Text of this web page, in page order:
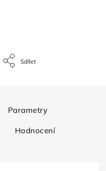
Sdílet
Parametry
Hodnocení